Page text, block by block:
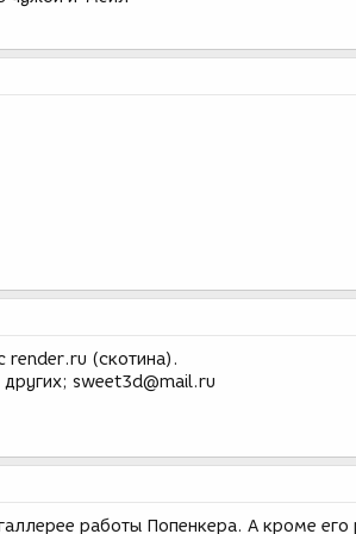
render.ru (скотина).
sweet3d@mail.ru
работы Попенкера. А кроме его